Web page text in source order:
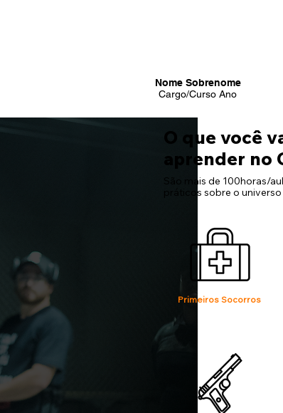
Nome Sobrenome
Cargo/Curso Ano
O que você
aprender no
São mais de 100horas/
práticos sobre o
Primeiros Socorros